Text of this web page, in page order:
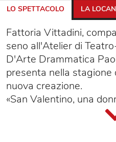
LO SPETTACOLO LA
Fattoria Vittadini,
seno all'Atelier di
D'Arte Drammatica
presenta nella stagione
nuova creazione.
«San Valentino, una
stanza, la scena del